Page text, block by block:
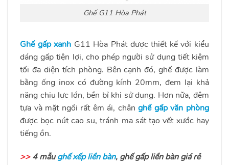
Ghế G11 Hòa Phát
Ghế gấp xanh G11 Hòa Phát được thiết kế với kiểu
dáng gấp tiện lợi, cho phép người sử dụng tiết kiệm
tối đa diện tích phòng. Bên cạnh đó, ghế được làm
bằng ống inox có đường kính 20mm, đem lại khả
năng chịu lực lớn, bền bỉ khi sử dụng. Hơn nữa, đệm
tựa và mặt ngồi rất êm ái, chânghế gấp văn phòng
được bọc nút cao su, tránh ma sát tạo vết xước hay
tiếng ồn.
>>4 mẫughế xếp liền bàn, ghế gấp liền bàn giá rẻ